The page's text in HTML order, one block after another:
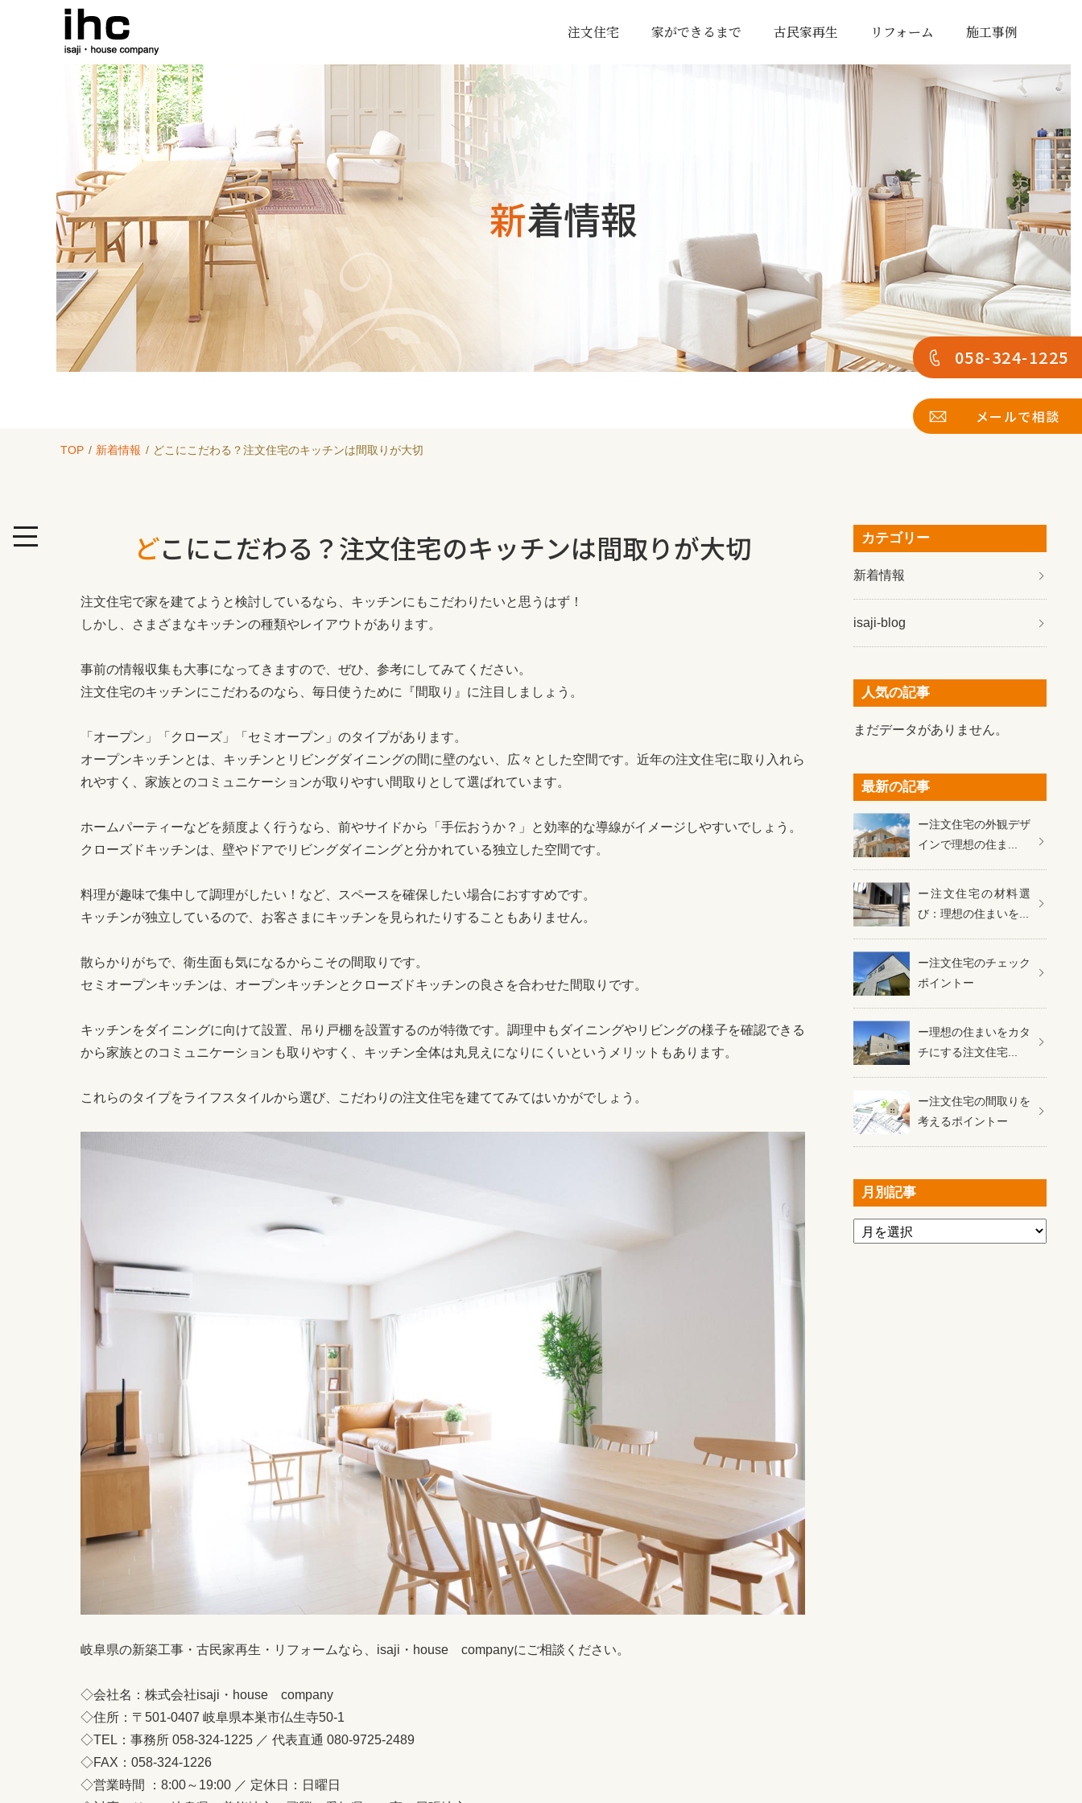
注文住宅 家ができるまで 古民家再生 リフォーム 施工事例
058-324-1225
メールで相談
新着情報
TOP 新着情報 どこにこだわる？注文住宅のキッチンは間取りが大切
どこにこだわる？注文住宅のキッチンは間取りが大切
注文住宅で家を建てようと検討しているなら、キッチンにもこだわりたいと思うはず！
しかし、さまざまなキッチンの種類やレイアウトがあります。
事前の情報収集も大事になってきますので、ぜひ、参考にしてみてください。
注文住宅のキッチンにこだわるのなら、毎日使うために『間取り』に注目しましょう。
「オープン」「クローズ」「セミオープン」のタイプがあります。
オープンキッチンとは、キッチンとリビングダイニングの間に壁のない、広々とした空間です。近年の注文住宅に取り入れら
れやすく、家族とのコミュニケーションが取りやすい間取りとして選ばれています。
ホームパーティーなどを頻度よく行うなら、前やサイドから「手伝おうか？」と効率的な導線がイメージしやすいでしょう。
クローズドキッチンは、壁やドアでリビングダイニングと分かれている独立した空間です。
料理が趣味で集中して調理がしたい！など、スペースを確保したい場合におすすめです。
キッチンが独立しているので、お客さまにキッチンを見られたりすることもありません。
散らかりがちで、衛生面も気になるからこその間取りです。
セミオープンキッチンは、オープンキッチンとクローズドキッチンの良さを合わせた間取りです。
キッチンをダイニングに向けて設置、吊り戸棚を設置するのが特徴です。調理中もダイニングやリビングの様子を確認できる
から家族とのコミュニケーションも取りやすく、キッチン全体は丸見えになりにくいというメリットもあります。
これらのタイプをライフスタイルから選び、こだわりの注文住宅を建ててみてはいかがでしょう。
岐阜県の新築工事・古民家再生・リフォームなら、isaji・house companyにご相談ください。
◇会社名：株式会社isaji・house company
◇住所：〒501-0407 岐阜県本巣市仏生寺50-1
◇TEL：事務所 058-324-1225 ／ 代表直通 080-9725-2489
◇FAX：058-324-1226
◇営業時間 ：8:00～19:00 ／ 定休日：日曜日
カテゴリー
新着情報
isaji-blog
人気の記事
まだデータがありません。
最新の記事
ー注文住宅の外観デザ
インで理想の住ま...
ー注文住宅の材料選
び：理想の住まいを...
ー注文住宅のチェック
ポイントー
ー理想の住まいをカタ
チにする注文住宅...
ー注文住宅の間取りを
考えるポイントー
月別記事